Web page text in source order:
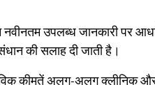
उपलब्ध जानकारी पर
की सलाह दी जाती है।
कीमतें अलग-अलग क्लीनिक